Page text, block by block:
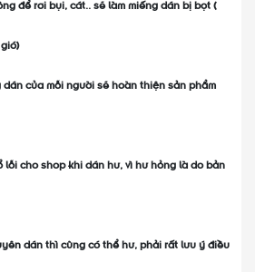
để rơi bụi, cát.. sẽ làm miếng dán bị bọt (
dán của mỗi người sẽ hoàn thiện sản phẩm
lỗi cho shop khi dán hư, vì hư hỏng là do bản
dán thì cũng có thể hư, phải rất lưu ý điều